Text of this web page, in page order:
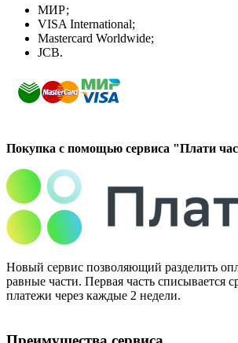
МИР;
VISA International;
Mastercard Worldwide;
JCB.
Покупка с помощью сервиса "Плати
Новый сервис позволяющий разделить
равные части. Первая часть списывается
платежи через каждые 2 недели.